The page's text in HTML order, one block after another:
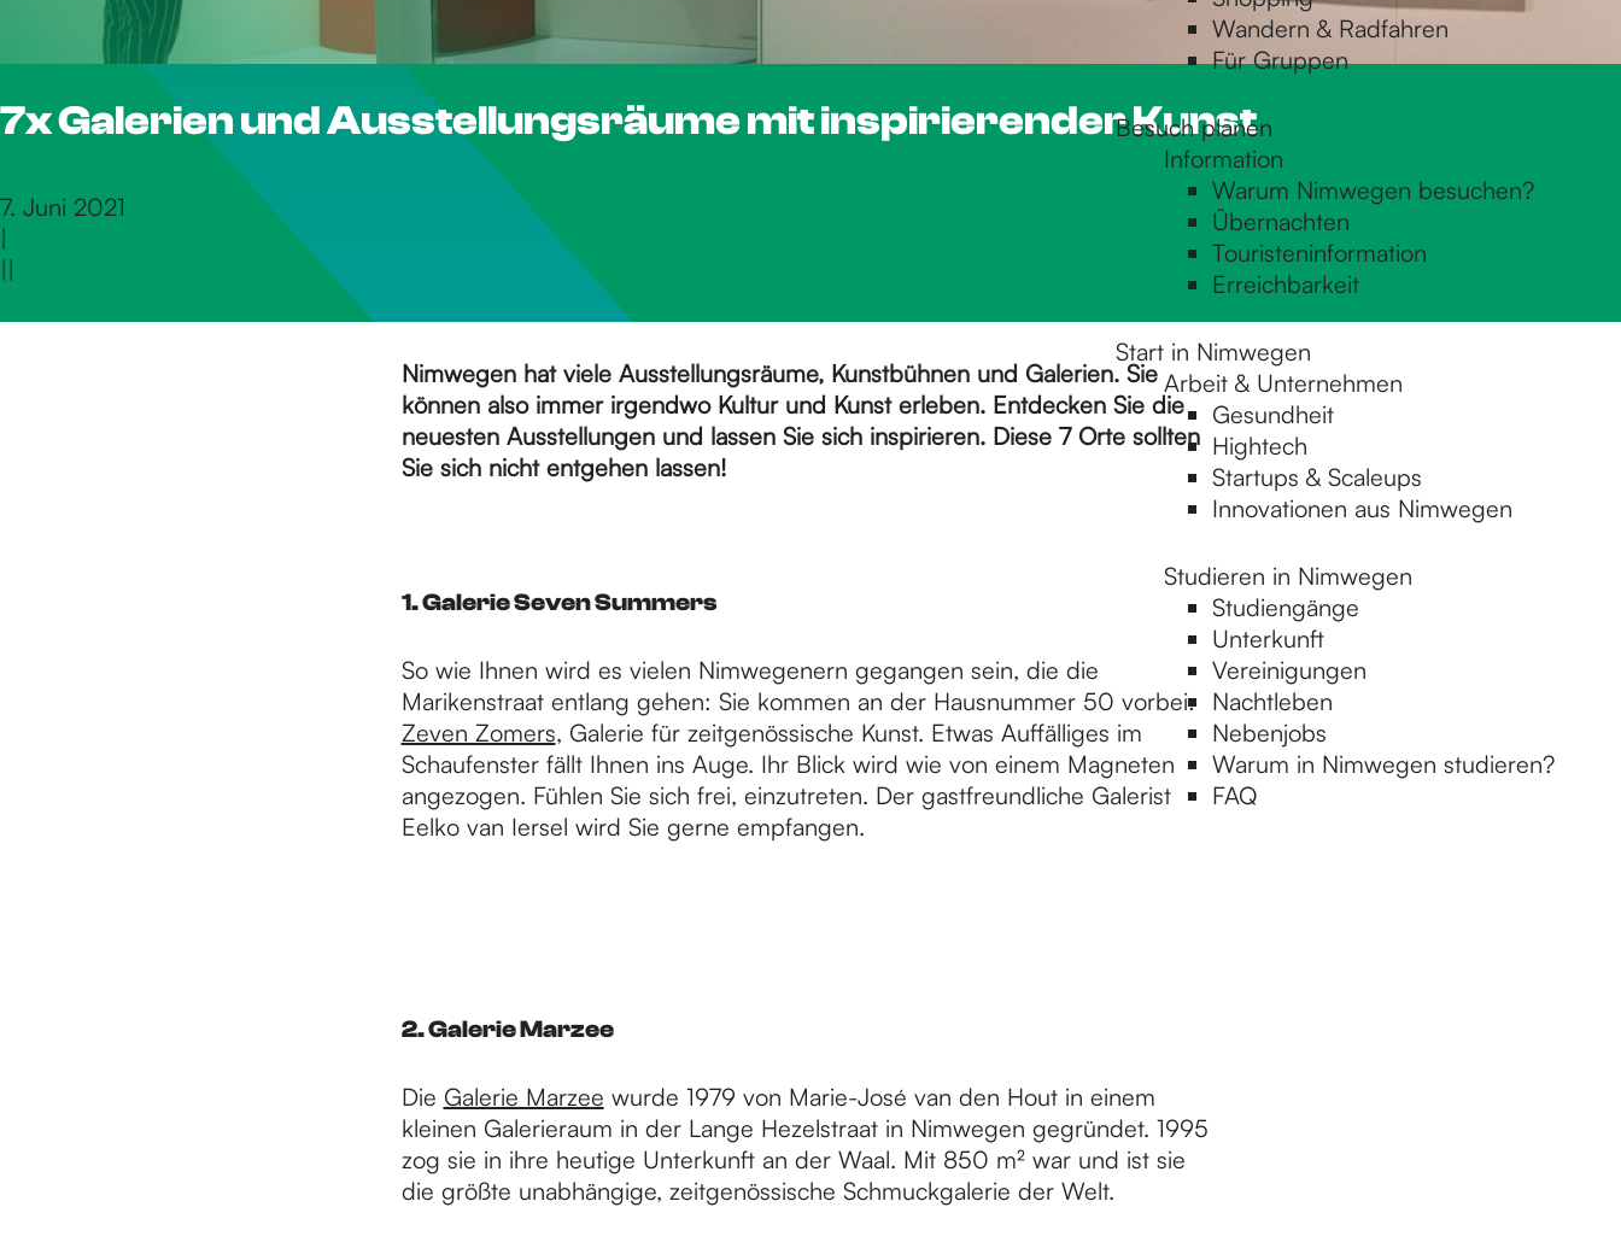
Wandern & Radfahren
Für Gruppen
Besuch planen
Information
Warum Nimwegen besuchen?
Übernachten
Touristeninformation
Erreichbarkeit
Start in Nimwegen
Arbeit & Unternehmen
Gesundheit
Hightech
Startups & Scaleups
Innovationen aus Nimwegen
Studieren in Nimwegen
Studiengänge
Unterkunft
Vereinigungen
Nachtleben
Nebenjobs
Warum in Nimwegen studieren?
FAQ
7x Galerien und Ausstellungsräume mit inspirierender Kunst
7. Juni 2021
|
||
Nimwegen hat viele Ausstellungsräume, Kunstbühnen und Galerien. Sie
können also immer irgendwo Kultur und Kunst erleben. Entdecken Sie die
neuesten Ausstellungen und lassen Sie sich inspirieren. Diese 7 Orte sollten
Sie sich nicht entgehen lassen!
1. Galerie Seven Summers
So wie Ihnen wird es vielen Nimwegenern gegangen sein, die die
Marikenstraat entlang gehen: Sie kommen an der Hausnummer 50 vorbei:
Zeven Zomers, Galerie für zeitgenössische Kunst. Etwas Auffälliges im
Schaufenster fällt Ihnen ins Auge. Ihr Blick wird wie von einem Magneten
angezogen. Fühlen Sie sich frei, einzutreten. Der gastfreundliche Galerist
Eelko van Iersel wird Sie gerne empfangen.
2. Galerie Marzee
Die Galerie Marzee wurde 1979 von Marie-José van den Hout in einem
kleinen Galerieraum in der Lange Hezelstraat in Nimwegen gegründet. 1995
zog sie in ihre heutige Unterkunft an der Waal. Mit 850 m² war und ist sie
die größte unabhängige, zeitgenössische Schmuckgalerie der Welt.